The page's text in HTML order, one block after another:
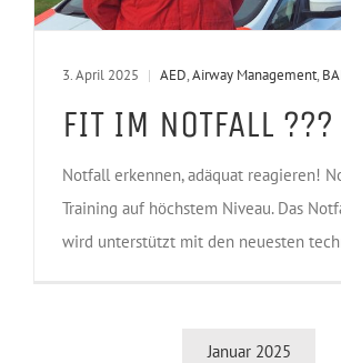
3. April 2025 | AED,Airway Management,
FIT IM NOTFALL ???
Notfall erkennen, adäquat reagieren!
Training auf höchstem Niveau. Das
wird unterstützt mit den neuesten
Januar 2025